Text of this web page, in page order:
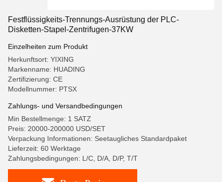
Festflüssigkeits-Trennungs-Ausrüstung der PLC-
Disketten-Stapel-Zentrifugen-37KW
Einzelheiten zum Produkt
Herkunftsort: YIXING
Markenname: HUADING
Zertifizierung: CE
Modellnummer: PTSX
Zahlungs- und Versandbedingungen
Min Bestellmenge: 1 SATZ
Preis: 20000-200000 USD/SET
Verpackung Informationen: Seetaugliches Standardpaket
Lieferzeit: 60 Werktage
Zahlungsbedingungen: L/C, D/A, D/P, T/T